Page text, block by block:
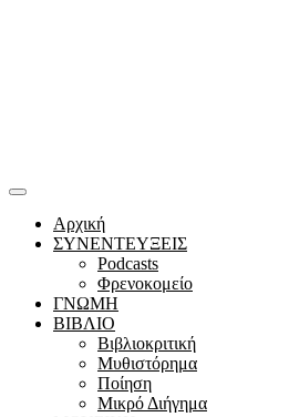
Αρχική
ΣΥΝΕΝΤΕΥΞΕΙΣ
Podcasts
Φρενοκομείο
ΓΝΩΜΗ
ΒΙΒΛΙΟ
Βιβλιοκριτική
Μυθιστόρημα
Ποίηση
Μικρό Διήγημα